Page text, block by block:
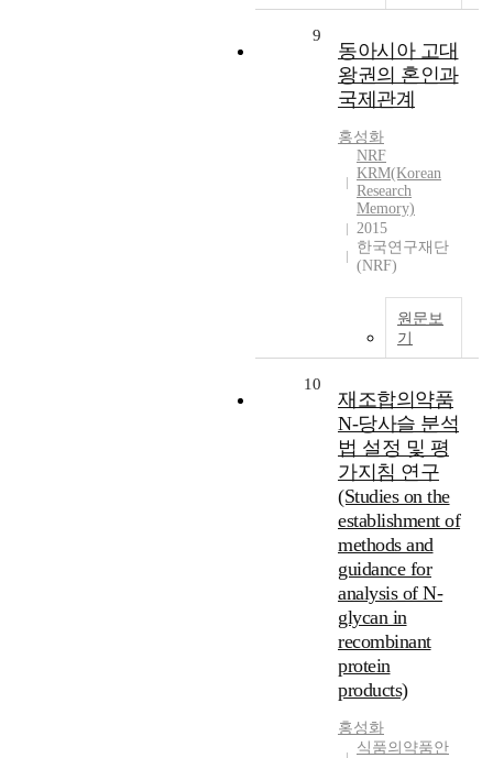
9
동아시아 고대
왕권의 혼인과
국제관계
홍성화
NRF
KRM(Korean
Research
Memory)
2015
한국연구재단
(NRF)
원문보
기
10
재조합의약품
N-당사슬 분석
법 설정 및 평
가지침 연구
(Studies on the
establishment of
methods and
guidance for
analysis of N-
glycan in
recombinant
protein
products)
홍성화
식품의약품안